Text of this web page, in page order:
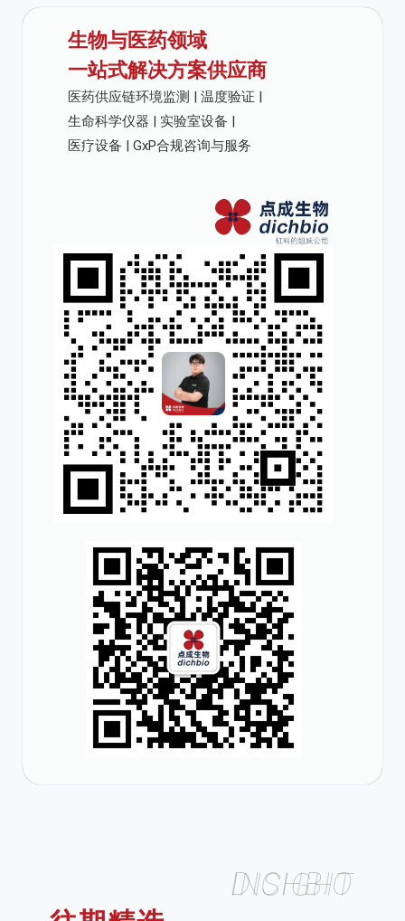
生物与医药领域
一站式解决方案供应商
医药供应链环境监测 | 温度验证 |
生命科学仪器 | 实验室设备 |
医疗设备 | GxP合规咨询与服务
DICHBIO INSIGHT